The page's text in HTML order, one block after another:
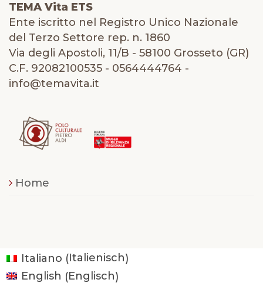
TEMA Vita ETS
Ente iscritto nel Registro Unico Nazionale
del Terzo Settore rep. n. 1860
Via degli Apostoli, 11/B - 58100 Grosseto (GR)
C.F. 92082100535 - 0564444764 -
info@temavita.it
Home
Italiano (Italienisch)
English (Englisch)